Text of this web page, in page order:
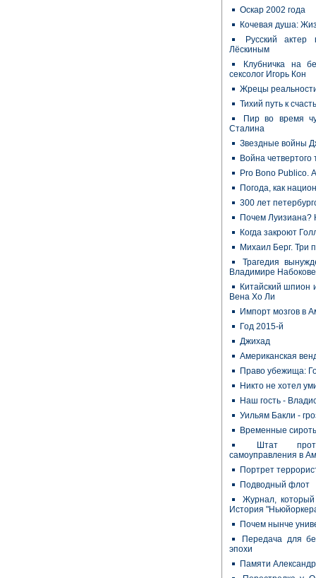
Оскар 2002 года
Кочевая душа:
Русский
Лёскиным
Клубничка на
сексолог Игорь Кон
Жрецы
Тихий путь к
Пир во время
Сталина
Звездные войны
Война четвертого
Pro Bono Publico.
Погода, как
300 лет
Почем Луизиана?
Когда закроют
Михаил Берг. Три
Трагедия
Владимире Набокове
Китайский шпион
Вена Хо Ли
Импорт мозгов в
Год 2015-й
Джихад
Американская
Право убежища:
Никто не хотел
Наш гость -
Уильям Бакли -
Временные
Штат
самоуправления в
Портрет
Подводный флот
Журнал,
История
Почем нынче
Передача для
эпохи
Памяти